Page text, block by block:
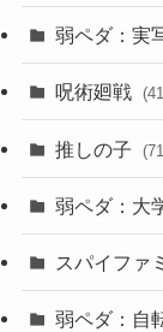
弱ペダ：実
呪術廻戦
推しの子
弱ペダ：大
スパイファ
弱ペダ：自